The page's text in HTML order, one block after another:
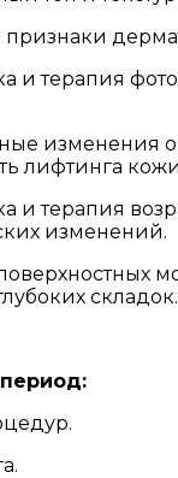
и терапия
изменения
лифтинга
и терапия
изменений.
складок.